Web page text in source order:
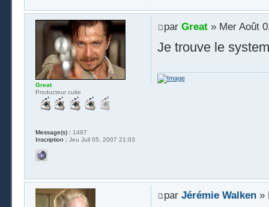
par Great» Mer Août
Je trouve le
Great
Producteur culte
Message(s) : 1497
Inscription : Jeu Juil 05, 2007 21:03
par Jérémie Walken»